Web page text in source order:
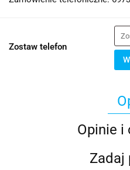
Zostaw telefon
Opinie i
Zadaj